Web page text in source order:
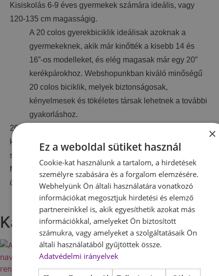
Kisiskolás 6-9 éves gyermekek számára ideális, vagy
120-135 cm magasságig.
A 20 colos gyerekbiciklik ideálisak azoknak a
gyermekeknek, akik már kinőtték a kisebb 14 és
16”-os modelleket, és elég magasak már egy 20”
kerékpárokhoz. Webshopunkban kiváló minőségű
20 colos biciklik, melyek biztonságosak,
kényelmesek és tökéletes társak lehetnek a további
gyakorláshoz.
20″-os kerékpár az innovatív fékrendszernek
köszönhetően kényelmessé, magabiztossá és
szórakoztatóvá teszi az első biciklizést!
Minden tartozék a dobozban található, kisebb
összeszerelést, és beállítást igényel.
Kapcsolódó termékek
×
Ez a weboldal sütiket használ
Cookie-kat használunk a tartalom, a hirdetések
személyre szabására és a forgalom elemzésére.
Webhelyünk Ön általi használatára vonatkozó
információkat megosztjuk hirdetési és elemző
partnereinkkel is, akik egyesíthetik azokat más
információkkal, amelyeket Ön biztosított
számukra, vagy amelyeket a szolgáltatásaik Ön
általi használatából gyűjtöttek össze.
Adatvédelmi irányelvek